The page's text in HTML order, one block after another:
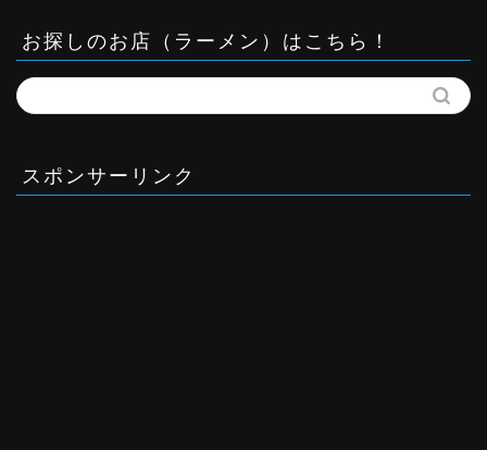
お探しのお店（ラーメン）はこちら！
スポンサーリンク